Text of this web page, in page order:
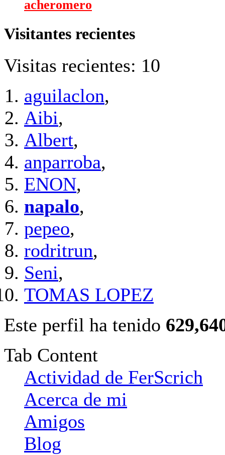
acheromero
Visitantes recientes
Visitas recientes: 10
aguilaclon,
Aibi,
Albert,
anparroba,
ENON,
napalo,
pepeo,
rodritrun,
Seni,
TOMAS LOPEZ
Este perfil ha tenido
Tab Content
Actividad de FerScrich
Acerca de mi
Amigos
Blog